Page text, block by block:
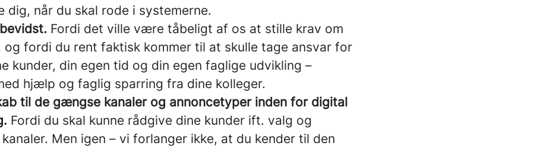
dig, når du skal rode i systemerne.
Fordi det ville være tåbeligt af os at stille krav om
og fordi du rent faktisk kommer til at skulle tage ansvar for
kunder, din egen tid og din egen faglige udvikling –
hjælp og faglig sparring fra dine kolleger.
til de gængse kanaler og annoncetyper inden for digital
Fordi du skal kunne rådgive dine kunder ift. valg og
Men igen – vi forlanger ikke, at du kender til den